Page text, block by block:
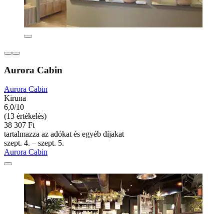
Aurora Cabin
Aurora Cabin
Kiruna
6,0/10
(13 értékelés)
38 307 Ft
tartalmazza az adókat és egyéb díjakat
szept. 4. – szept. 5.
Aurora Cabin